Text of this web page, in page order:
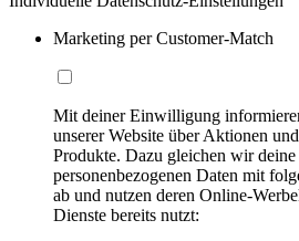
Marketing per Customer-Match
Mit deiner Einwilligung
unserer Website über Aktionen
Produkte. Dazu gleichen wir deine
personenbezogenen Daten mit
ab und nutzen deren Online-
Dienste bereits nutzt: